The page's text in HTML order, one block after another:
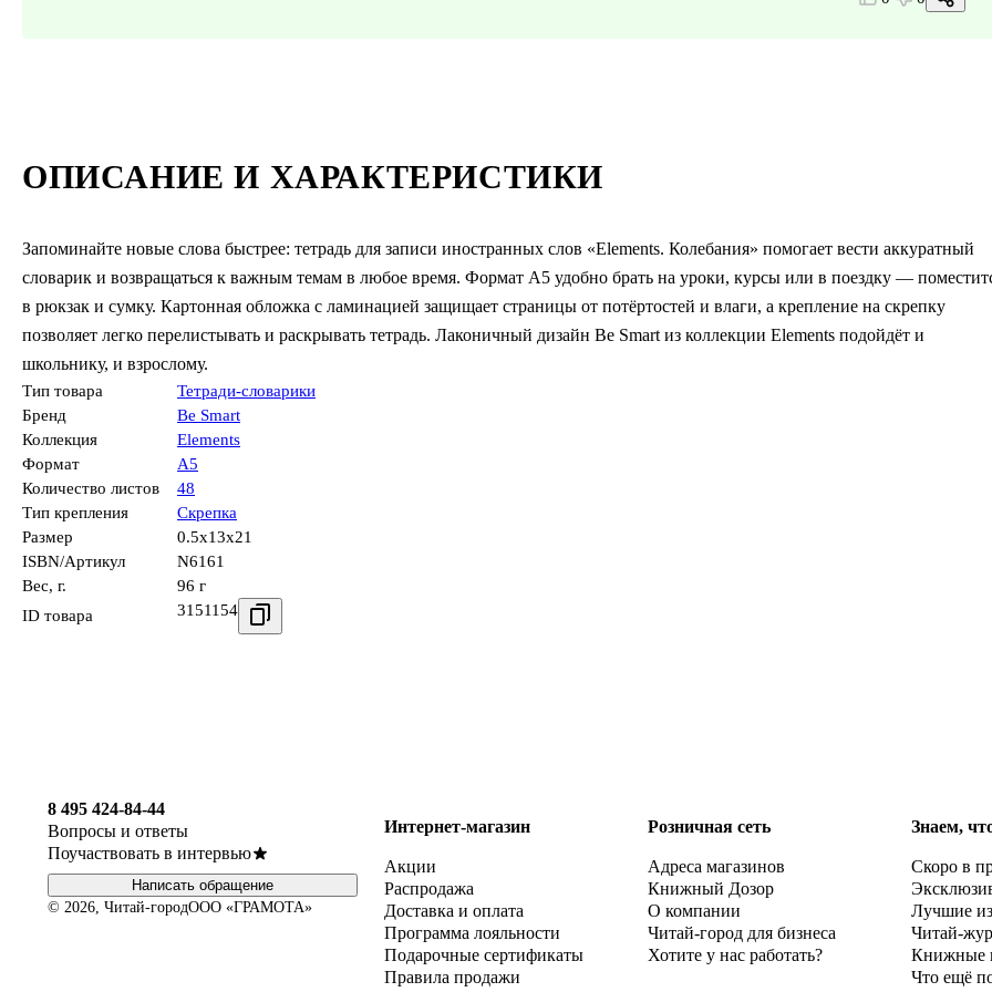
ОПИСАНИЕ И ХАРАКТЕРИСТИКИ
Запоминайте новые слова быстрее: тетрадь для записи иностранных слов «Elements. Колебания» помогает вести аккуратный
словарик и возвращаться к важным темам в любое время. Формат А5 удобно брать на уроки, курсы или в поездку —
в рюкзак и сумку. Картонная обложка с ламинацией защищает страницы от потёртостей и влаги, а крепление на скрепку
позволяет легко перелистывать и раскрывать тетрадь. Лаконичный дизайн Be Smart из коллекции Elements подойдёт и
школьнику, и взрослому.
Тип товара
Тетради-словарики
Бренд
Be Smart
Коллекция
Elements
Формат
А5
Количество листов
48
Тип крепления
Скрепка
Размер
0.5x13x21
ISBN/Артикул
N6161
Вес, г.
96 г
ID товара
3151154
8 495 424-84-44
Вопросы и ответы
Поучаствовать в интервью
Написать обращение
© 2026, Читай-городООО «ГРАМОТА»
Интернет-магазин
Акции
Распродажа
Доставка и оплата
Программа лояльности
Подарочные сертификаты
Правила продажи
Розничная сеть
Адреса магазинов
Книжный Дозор
О компании
Читай-город для бизнеса
Хотите у нас работать?
Знаем,
Скоро в
Лучшие
Читай-
Книжные
Что ещё